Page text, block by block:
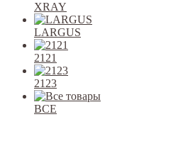
XRAY
LARGUS
2121
2123
ВСЕ